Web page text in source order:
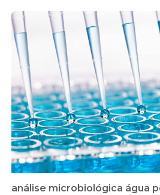
análise microbiológica água